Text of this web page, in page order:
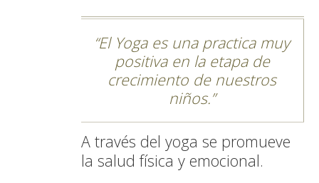
El Yoga es una practica muy
positiva en la etapa de
crecimiento de nuestros
niños.
A través del yoga se promueve
la salud física y emocional.